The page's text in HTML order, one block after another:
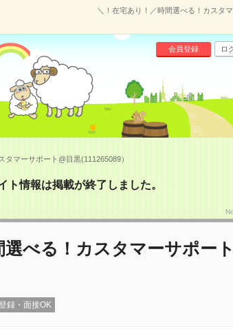
＼！在宅あり！／時間選べる！カスタ
会員登録 ロ
タマーサポート@目黒(111265089）
ト情報は掲載が終了しました。
べる！カスタマーサポー
録・面接OK